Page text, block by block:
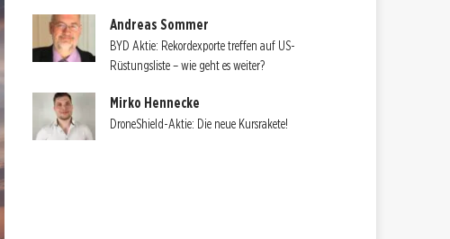
Andreas Sommer
BYD Aktie: Rekordexporte treffen auf US-
Rüstungsliste – wie geht es weiter?
Mirko Hennecke
DroneShield-Aktie: Die neue Kursrakete!